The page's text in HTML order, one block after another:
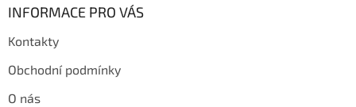
INFORMACE PRO VÁS
Kontakty
Obchodní podmínky
O nás